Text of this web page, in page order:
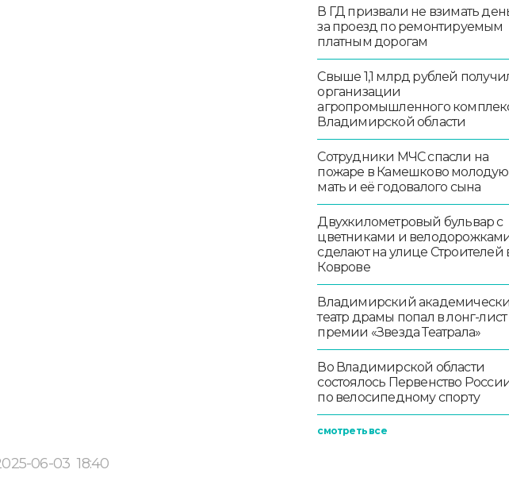
В ГД призвали не взимать
за проезд по ремонтируемым
платным дорогам
Свыше 1,1 млрд рублей
организации
агропромышленного
Владимирской области
Сотрудники МЧС спасли на
пожаре в Камешково молодую
мать и её годовалого сына
Двухкилометровый бульвар с
цветниками и
сделают на улице Строителей
Коврове
Владимирский
театр драмы попал в лонг-лист
премии «Звезда Театрала»
Во Владимирской области
состоялось Первенство
по велосипедному спорту
смотреть все
06-03 18:40